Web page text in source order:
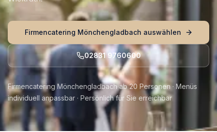
Firmencatering Mönchengladbach auswählen
02831 9760600
Firmencatering Mönchengladbach ab 20 Personen · Menüs
individuell anpassbar · Persönlich für Sie erreichbar